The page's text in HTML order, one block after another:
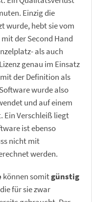
Einzig die
wurde, hebt sie vom
der Second Hand
als auch
genau im Einsatz
der Definition als
wurde also
und auf einem
Ein Verschleiß liegt
ist ebenso
nicht mit
werden.
können somitgünstig
für sie zwar